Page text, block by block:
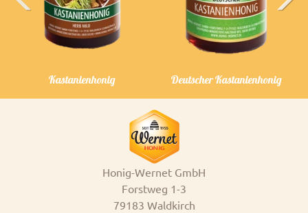
Kastanienhonig Deutscher Kastanienhonig
Previous
Honig-Wernet GmbH
Forstweg 1-3
79183 Waldkirch